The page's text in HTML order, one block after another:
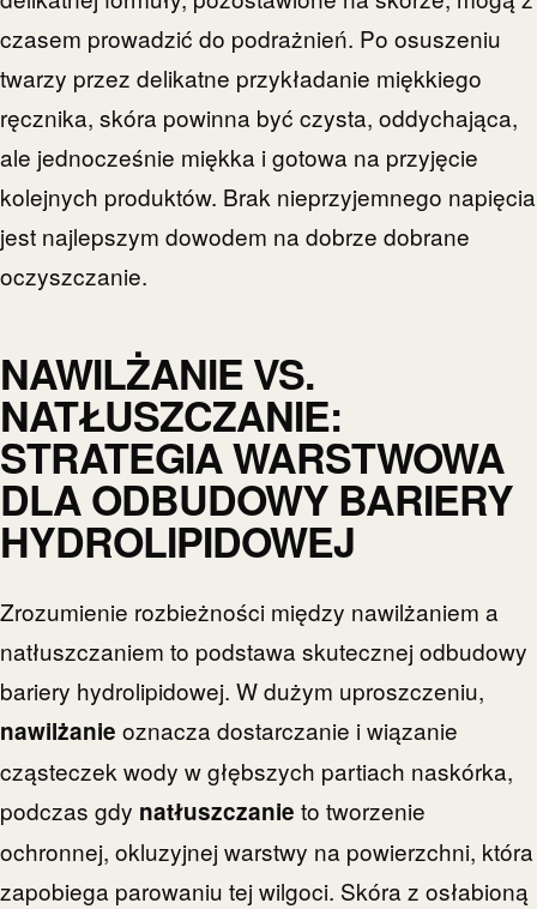
czasem prowadzić do podrażnień. Po osuszeniu
twarzy przez delikatne przykładanie miękkiego
ręcznika, skóra powinna być czysta, oddychająca,
ale jednocześnie miękka i gotowa na przyjęcie
kolejnych produktów. Brak nieprzyjemnego napięcia
jest najlepszym dowodem na dobrze dobrane
oczyszczanie.
NAWILŻANIE VS.
NATŁUSZCZANIE:
STRATEGIA WARSTWOWA
DLA ODBUDOWY BARIERY
HYDROLIPIDOWEJ
Zrozumienie rozbieżności między nawilżaniem a
natłuszczaniem to podstawa skutecznej odbudowy
bariery hydrolipidowej. W dużym uproszczeniu,
nawilżanie oznacza dostarczanie i wiązanie
cząsteczek wody w głębszych partiach naskórka,
podczas gdy natłuszczanie to tworzenie
ochronnej, okluzyjnej warstwy na powierzchni, która
zapobiega parowaniu tej wilgoci. Skóra z osłabioną